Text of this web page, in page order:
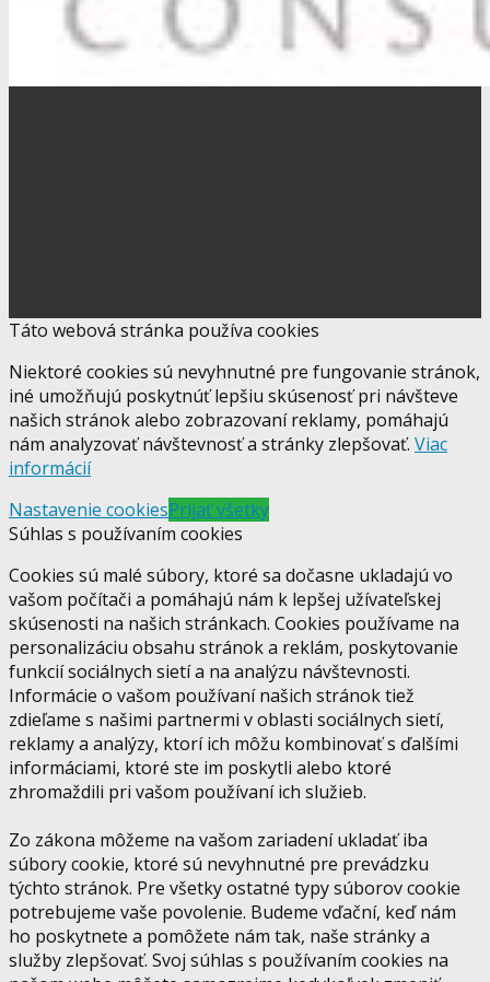
Táto webová stránka používa cookies
Niektoré cookies sú nevyhnutné pre fungovanie stránok,
iné umožňujú poskytnúť lepšiu skúsenosť pri návšteve
našich stránok alebo zobrazovaní reklamy, pomáhajú
nám analyzovať návštevnosť a stránky zlepšovať. Viac
informácií
Nastavenie cookiesPrijať všetky
Súhlas s používaním cookies
Cookies sú malé súbory, ktoré sa dočasne ukladajú vo
vašom počítači a pomáhajú nám k lepšej užívateľskej
skúsenosti na našich stránkach. Cookies používame na
personalizáciu obsahu stránok a reklám, poskytovanie
funkcií sociálnych sietí a na analýzu návštevnosti.
Informácie o vašom používaní našich stránok tiež
zdieľame s našimi partnermi v oblasti sociálnych sietí,
reklamy a analýzy, ktorí ich môžu kombinovať s ďalšími
informáciami, ktoré ste im poskytli alebo ktoré
zhromaždili pri vašom používaní ich služieb.
Zo zákona môžeme na vašom zariadení ukladať iba
súbory cookie, ktoré sú nevyhnutné pre prevádzku
týchto stránok. Pre všetky ostatné typy súborov cookie
potrebujeme vaše povolenie. Budeme vďační, keď nám
ho poskytnete a pomôžete nám tak, naše stránky a
služby zlepšovať. Svoj súhlas s používaním cookies na